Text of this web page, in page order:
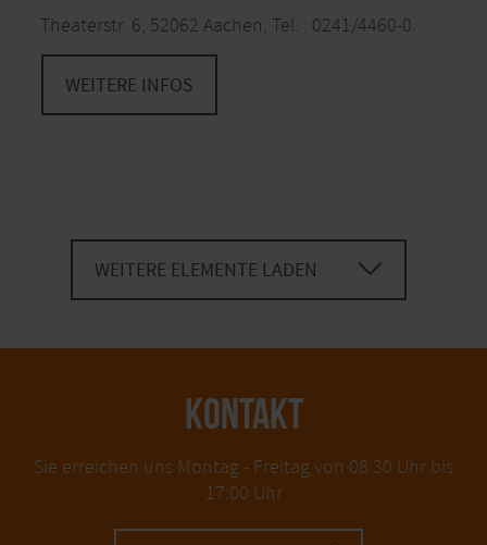
Theaterstr. 6, 52062 Aachen, Tel. : 0241/4460-0.
WEITERE INFOS
WEITERE ELEMENTE LADEN
KONTAKT
Sie erreichen uns Montag - Freitag von 08:30 Uhr bis
17:00 Uhr